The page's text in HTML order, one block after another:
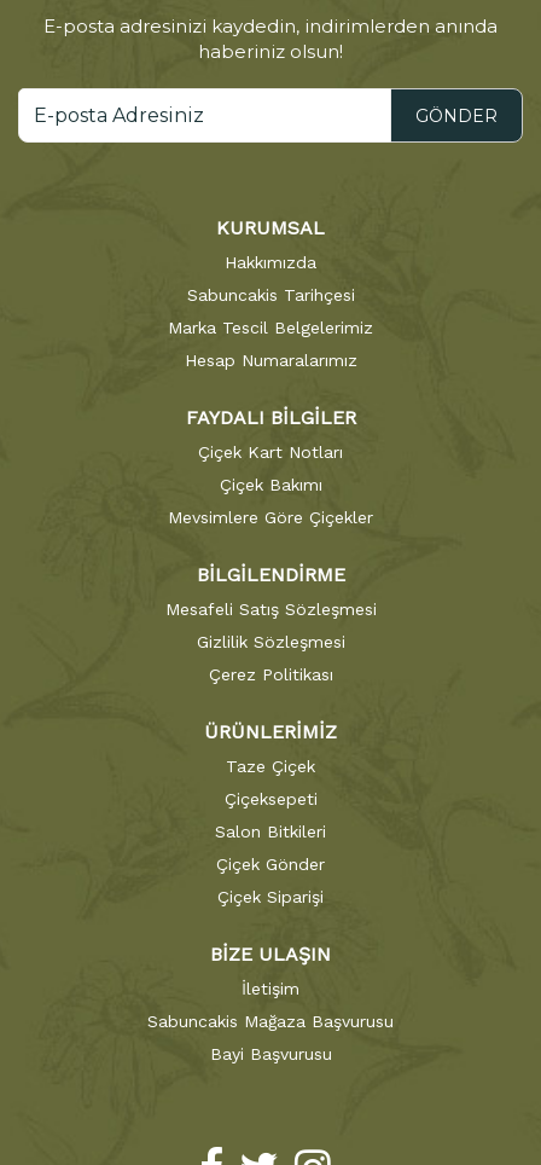
E-posta adresinizi kaydedin, indirimlerden anında
haberiniz olsun!
GÖNDER
KURUMSAL
Hakkımızda
Sabuncakis Tarihçesi
Marka Tescil Belgelerimiz
Hesap Numaralarımız
FAYDALI BİLGİLER
Çiçek Kart Notları
Çiçek Bakımı
Mevsimlere Göre Çiçekler
BİLGİLENDİRME
Mesafeli Satış Sözleşmesi
Gizlilik Sözleşmesi
Çerez Politikası
ÜRÜNLERİMİZ
Taze Çiçek
Çiçeksepeti
Salon Bitkileri
Çiçek Gönder
Çiçek Siparişi
BİZE ULAŞIN
İletişim
Sabuncakis Mağaza Başvurusu
Bayi Başvurusu